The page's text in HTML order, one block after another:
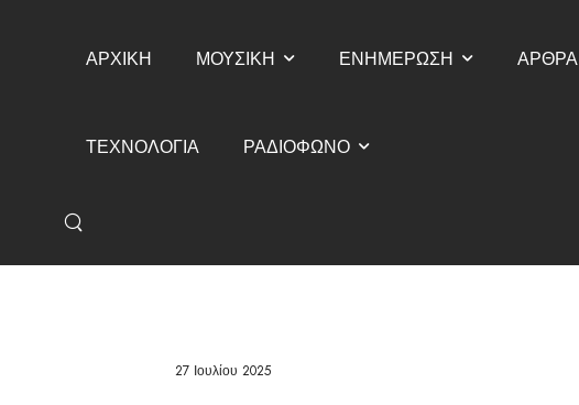
ΑΡΧΙΚΗ ΜΟΥΣΙΚΗ ΕΝΗΜΕΡΩΣΗ ΑΡΘΡΑ
ΤΕΧΝΟΛΟΓΙΑ ΡΑΔΙΟΦΩΝΟ
27 Ιουλίου 2025